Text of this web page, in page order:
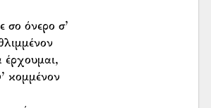
σο όνερο σ’
έρχουμαι,
κομμένον